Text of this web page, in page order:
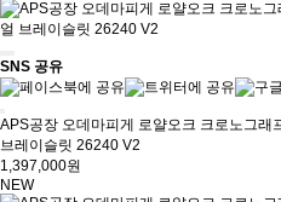
SNS 공유
APS공장 오데마피게 로얄오크 크로노그래
브레이슬릿 26240 V2
1,397,000원
NEW